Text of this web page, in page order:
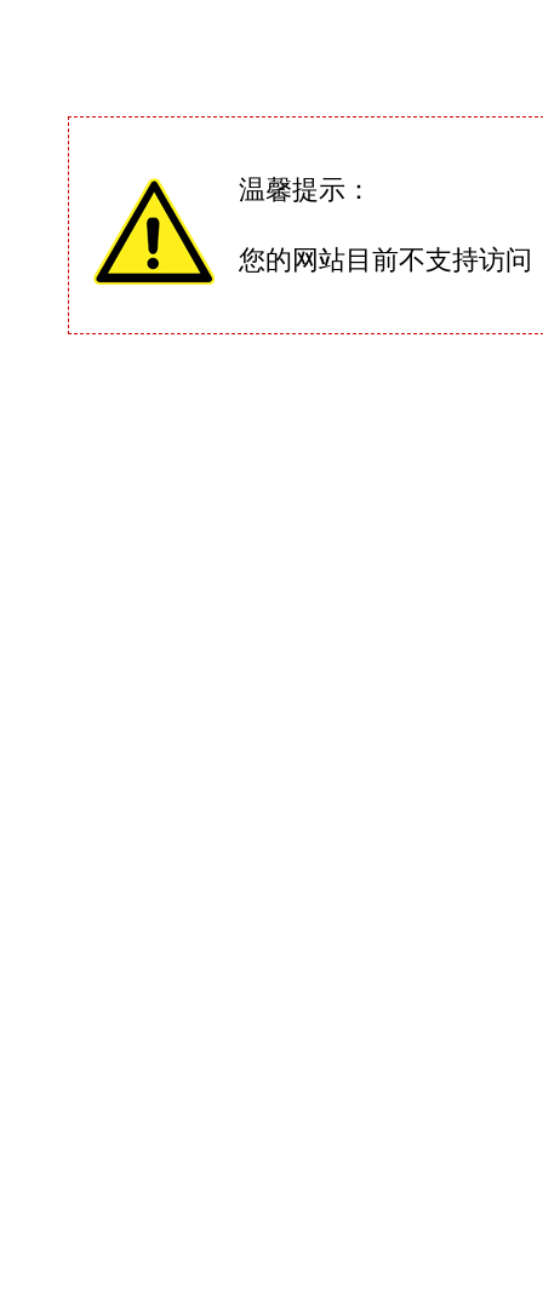
温馨提示：
您的网站目前不支持访